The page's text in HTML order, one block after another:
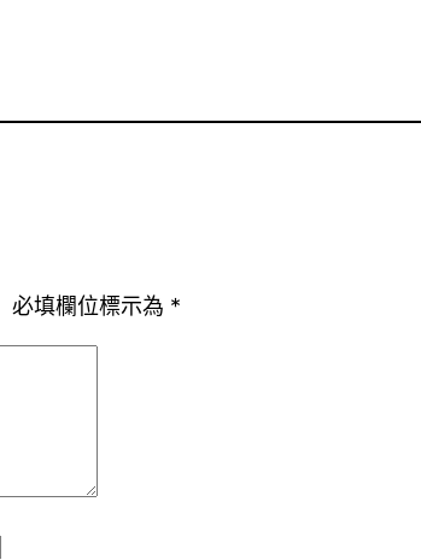
必填欄位標示為 *